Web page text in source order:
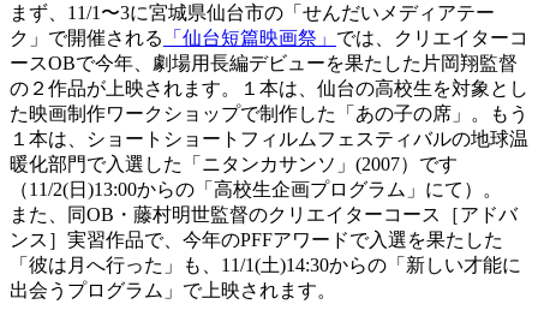
まず、11/1〜3に宮城県仙台市の「せんだいメディアテー
ク」で開催される
「仙台短篇映画祭」 では、クリエイターコ
ースOBで今年、劇場用長編デビューを果たした片岡翔監督
の２作品が上映されます。１本は、仙台の高校生を対象とし
た映画制作ワークショップで制作した「あの子の席」。もう
１本は、ショートショートフィルムフェスティバルの地球温
暖化部門で入選した「ニタンカサンソ」(2007）です
（11/2(日)13:00からの「高校生企画プログラム」にて）。
また、同OB・藤村明世監督のクリエイターコース［アドバ
ンス］実習作品で、今年のPFFアワードで入選を果たした
「彼は月へ行った」も、11/1(土)14:30からの「新しい才能に
出会うプログラム」で上映されます。